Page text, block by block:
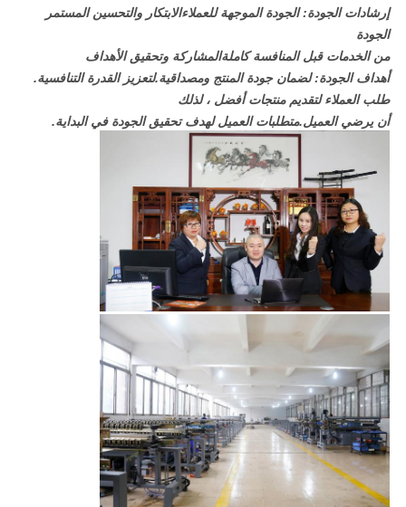
إرشادات الجودة: الجودة الموجهة للعملاءالابتكار والتحسين المستمر
الجودة
من الخدمات قبل المنافسة كاملةالمشاركة وتحقيق الأهداف
أهداف الجودة: لضمان جودة المنتج ومصداقية.لتعزيز القدرة التنافسية.
طلب العملاء لتقديم منتجات أفضل ، لذلك
أن يرضي العميل.متطلبات العميل لهدف تحقيق الجودة في البداية.